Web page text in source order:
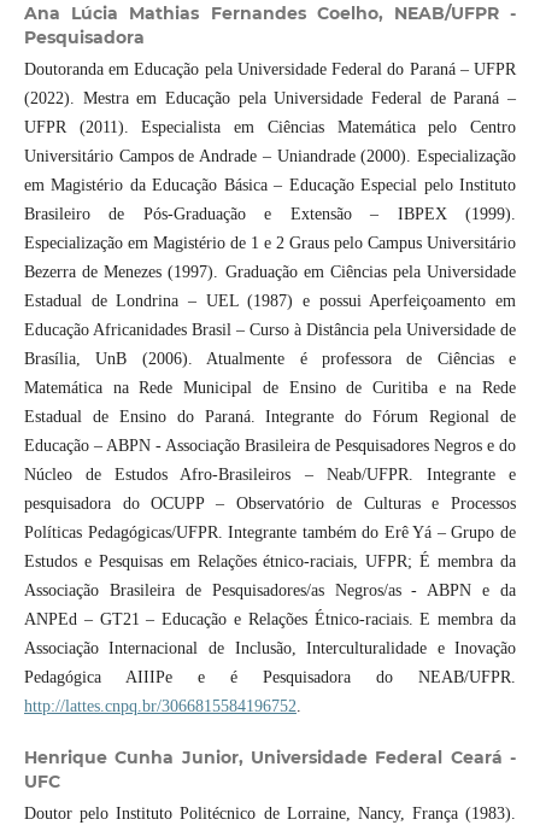
Ana Lúcia Mathias Fernandes Coelho, NEAB/UFPR -
Pesquisadora
Doutoranda em Educação pela Universidade Federal do Paraná – UFPR
(2022). Mestra em Educação pela Universidade Federal de Paraná –
UFPR (2011). Especialista em Ciências Matemática pelo Centro
Universitário Campos de Andrade – Uniandrade (2000). Especialização
em Magistério da Educação Básica – Educação Especial pelo Instituto
Brasileiro de Pós-Graduação e Extensão – IBPEX (1999).
Especialização em Magistério de 1 e 2 Graus pelo Campus Universitário
Bezerra de Menezes (1997). Graduação em Ciências pela Universidade
Estadual de Londrina – UEL (1987) e possui Aperfeiçoamento em
Educação Africanidades Brasil – Curso à Distância pela Universidade de
Brasília, UnB (2006). Atualmente é professora de Ciências e
Matemática na Rede Municipal de Ensino de Curitiba e na Rede
Estadual de Ensino do Paraná. Integrante do Fórum Regional de
Educação – ABPN - Associação Brasileira de Pesquisadores Negros e do
Núcleo de Estudos Afro-Brasileiros – Neab/UFPR. Integrante e
pesquisadora do OCUPP – Observatório de Culturas e Processos
Políticas Pedagógicas/UFPR. Integrante também do Erê Yá – Grupo de
Estudos e Pesquisas em Relações étnico-raciais, UFPR; É membra da
Associação Brasileira de Pesquisadores/as Negros/as - ABPN e da
ANPEd – GT21 – Educação e Relações Étnico-raciais. E membra da
Associação Internacional de Inclusão, Interculturalidade e Inovação
Pedagógica AIIIPe e é Pesquisadora do NEAB/UFPR.
http://lattes.cnpq.br/3066815584196752
Henrique Cunha Junior, Universidade Federal Ceará -
UFC
Doutor pelo Instituto Politécnico de Lorraine, Nancy, França (1983).